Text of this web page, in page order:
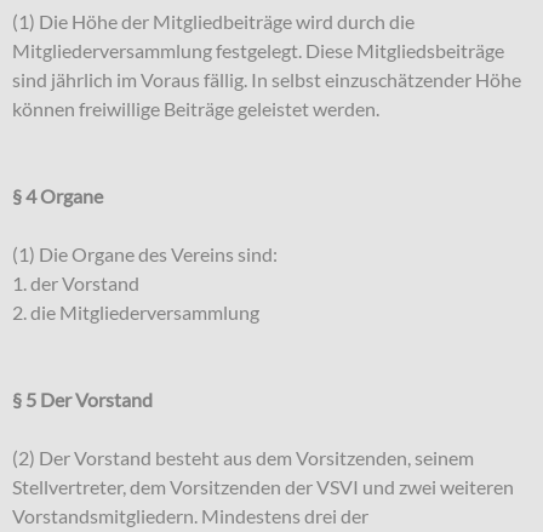
(1) Die Höhe der Mitgliedbeiträge wird durch die
Mitgliederversammlung festgelegt. Diese Mitgliedsbeiträge
sind jährlich im Voraus fällig. In selbst einzuschätzender Höhe
können freiwillige Beiträge geleistet werden.
§ 4 Organe
(1) Die Organe des Vereins sind:
1. der Vorstand
2. die Mitgliederversammlung
§ 5 Der Vorstand
(2) Der Vorstand besteht aus dem Vorsitzenden, seinem
Stellvertreter, dem Vorsitzenden der VSVI und zwei weiteren
Vorstandsmitgliedern. Mindestens drei der